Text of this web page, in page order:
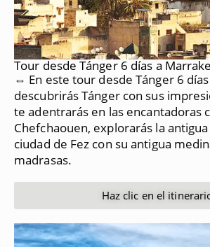
Tour desde Tánger 6 días a
⇔ En este tour desde Tánger 6
descubrirás Tánger con sus
te adentrarás en las encantadoras
Chefchaouen, explorarás la
ciudad de Fez con su antigua
madrasas.
Haz clic en el